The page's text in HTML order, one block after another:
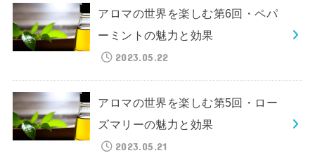
アロマの世界を楽しむ第6回・ペパ
ーミントの魅力と効果
2023.05.22
アロマの世界を楽しむ第5回・ロー
ズマリーの魅力と効果
2023.05.21